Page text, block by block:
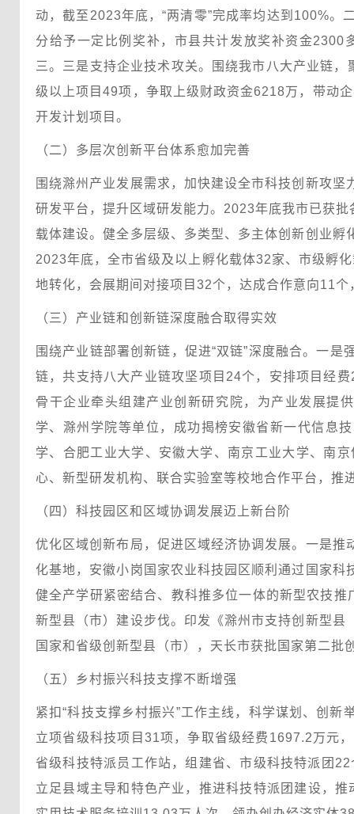
动，截至2023年底，“两清零”完成率均达到100%
分给予一定比例奖补，市县共计发放奖补资金
三。三是支持企业技术攻关。围绕我市八大产业链
级以上项目49项，争取上级财政资金6218万，带动
开发计划项目。
（二）多层次创新平台体系愈加完善
围绕滁州产业发展需求，加快建设全市科技创新攻
研发平台，提升区域研发能力。2023年底我市已获
载体建设。健全多层级、多类型、多主体创新创业
2023年底，全市省级及以上孵化载体32家、市级孵
地转化，会展期间对接项目32个，达成合作意向11
（三）产业链和创新链深度融合取得实效
围绕产业链部署创新链，促进“双链”深度融合。一
链，共支持八大产业链攻坚项目24个，安排项目经
骨干企业牵头组建产业创新研究院，为产业发展提
学、滁州学院等单位，成功揭榜安徽省新一代信息
学、合肥工业大学、安徽大学、南京工业大学、南
心、新型研发机构、联合实验室等校地合作平台，
（四）科技园区和区域协调发展迈上新台阶
优化区域创新布局，促进区域经济协调发展。一是
化基地，安徽小岗国家农业科技园区顺利通过国家
健全产学研紧密结合、教科推多位一体的新型农技
新型县（市）建设步伐。印发《滁州市支持创新型
国家和省级创新型县（市），天长市获批国家第二
（五）乡村振兴科技支撑不断增强
紧扣“科技支撑乡村振兴”工作主线，科学谋划、创
立项省级科技项目31项，争取省级经费1697.2万元
省级科技特派员工作站，组建省、市级科技特派团
立足县域主导和特色产业，推进科技特派团建设，